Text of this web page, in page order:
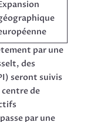
par une
des
seront suivis
centre de
par une